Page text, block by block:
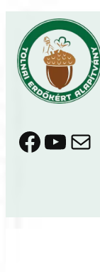
Ugrás
tartalomhoz